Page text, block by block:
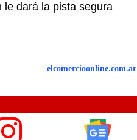
le dará la pista segura
elcomercioonline.com.ar